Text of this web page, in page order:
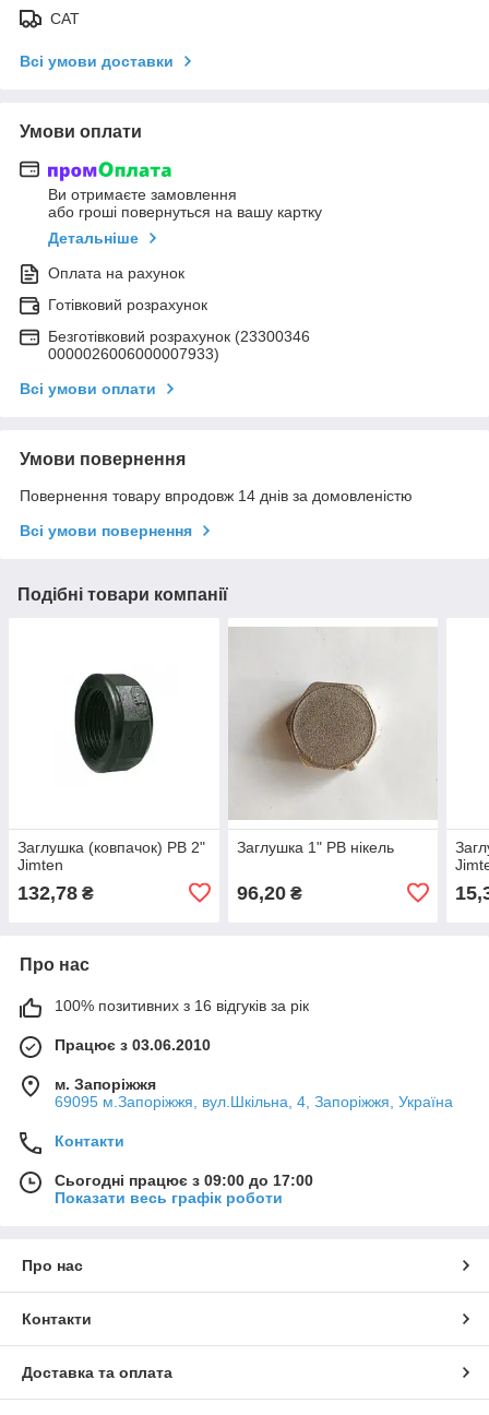
САТ
Всі умови доставки
Умови оплати
Ви отримаєте замовлення
або гроші повернуться на вашу картку
Детальніше
Оплата на рахунок
Готівковий розрахунок
Безготівковий розрахунок (23300346
0000026006000007933)
Всі умови оплати
Умови повернення
Повернення товару впродовж 14 днів за домовленістю
Всі умови повернення
Подібні товари компанії
Заглушка (ковпачок) РВ 2"
Jimten
132,78 ₴
Заглушка 1" РВ нікель
96,20₴
Про нас
100% позитивних з 16 відгуків за рік
Працює з 03.06.2010
м. Запоріжжя
69095 м.Запоріжжя, вул.Шкільна, 4, Запоріжжя, Україна
Контакти
Сьогодні працює з 09:00 до 17:00
Показати весь графік роботи
Про нас
Контакти
Доставка та оплата